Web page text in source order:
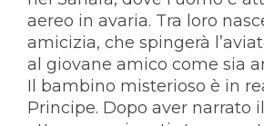
aereo in avaria. Tra loro
amicizia, che spingerà
al giovane amico come sia
Il bambino misterioso è in
Principe. Dopo aver narrato